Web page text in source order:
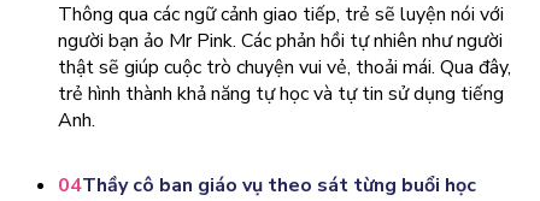
Thông qua các ngữ cảnh giao tiếp, trẻ sẽ luyện nói với
người bạn ảo Mr Pink. Các phản hồi tự nhiên như người
thật sẽ giúp cuộc trò chuyện vui vẻ, thoải mái. Qua đây,
trẻ hình thành khả năng tự học và tự tin sử dụng tiếng
Anh.
04Thầy cô ban giáo vụ theo sát từng buổi học